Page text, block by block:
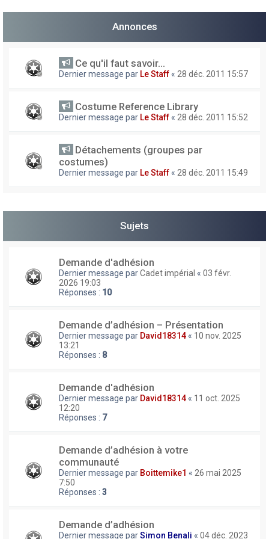
h
r
Annonces
Ce qu'il faut savoir...
Dernier message par Le Staff « 28 déc. 2011 15:57
Costume Reference Library
Dernier message par Le Staff « 28 déc. 2011 15:52
Détachements (groupes par
costumes)
Dernier message par Le Staff « 28 déc. 2011 15:49
Sujets
Demande d'adhésion
Dernier message parCadet impérial « 03 févr.
2026 19:03
Réponses : 10
Demande d’adhésion – Présentation
Dernier message par David18314 « 10 nov. 2025
13:21
Réponses : 8
Demande d'adhésion
Dernier message par David18314 « 11 oct. 2025
12:20
Réponses : 7
Demande d’adhésion à votre
communauté
Dernier message par Boittemike1 « 26 mai 2025
7:50
Réponses : 3
Demande d’adhésion
Dernier message parSimon Benali « 04 déc. 2023